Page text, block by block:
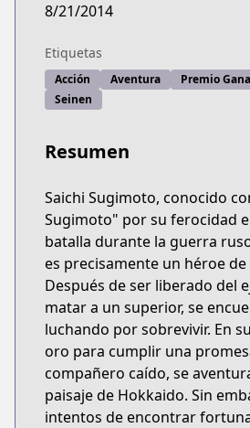
8/21/2014
Etiquetas
Acción Aventura Premio
Seinen
Resumen
Saichi Sugimoto, conocido
Sugimoto" por su ferocidad
batalla durante la guerra
es precisamente un héroe
Después de ser liberado del
matar a un superior, se
luchando por sobrevivir. En
oro para cumplir una
compañero caído, se
paisaje de Hokkaido. Sin
intentos de encontrar